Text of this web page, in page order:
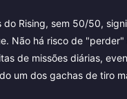
Rising, sem 50/50,
Não há risco de
de missões diárias,
um dos gachas de tiro